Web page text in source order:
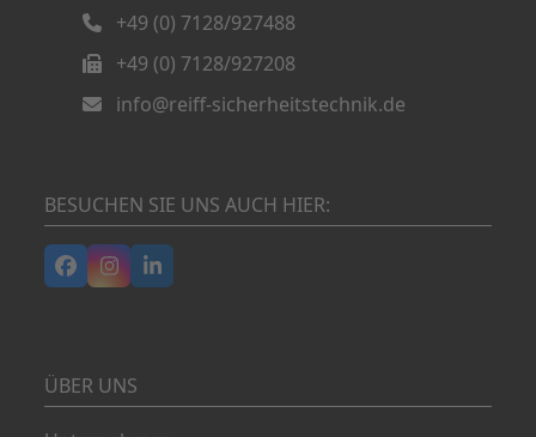
+49 (0) 7128/927488
+49 (0) 7128/927208
info@reiff-sicherheitstechnik.de
BESUCHEN SIE UNS AUCH HIER:
Facebook
Instagram
LinkedIn
ÜBER UNS